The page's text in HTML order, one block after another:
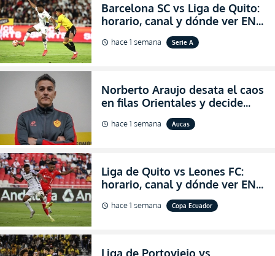
Barcelona SC vs Liga de Quito:
horario, canal y dónde ver EN
VIVO la Fecha 22 de la LigaPro
2026
schedule hace 1 semana Serie A
Norberto Araujo desata el caos
en filas Orientales y decide
abandonar la dirección técnica
de Aucas
schedule hace 1 semana Aucas
Liga de Quito vs Leones FC:
horario, canal y dónde ver EN
VIVO los octavos de final de la
Copa Ecuador 2026
schedule hace 1 semana Copa Ecuador
Liga de Portoviejo vs